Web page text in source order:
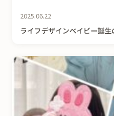
2025.06.22
ライフデザインベイビー誕